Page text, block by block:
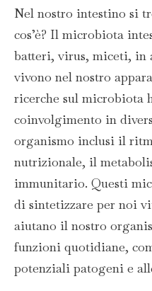
Nel nostro intestino si
cos’è? Il microbiota
batteri, virus, miceti, in
vivono nel nostro
ricerche sul microbiota
coinvolgimento in
organismo inclusi il
nutrizionale, il
immunitario. Questi
di sintetizzare per noi
aiutano il nostro
funzioni quotidiane,
potenziali patogeni e